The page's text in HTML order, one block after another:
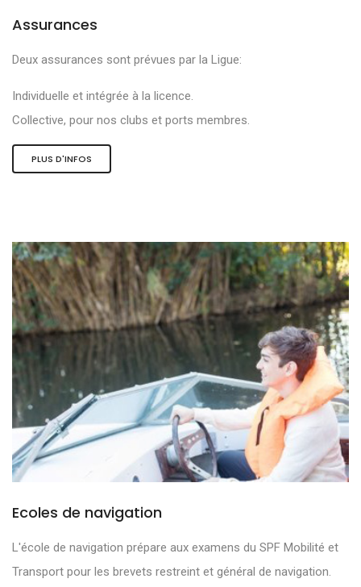
Assurances
Deux assurances sont prévues par la Ligue:
Individuelle et intégrée à la licence.
Collective, pour nos clubs et ports membres.
PLUS D'INFOS
Ecoles de navigation
L'école de navigation prépare aux examens du SPF Mobilité et
Transport pour les brevets restreint et général de navigation.